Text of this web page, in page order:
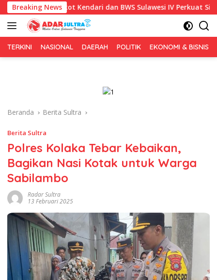
Langsung
ke
konten
Breaking News
81, Pemkot Kendari dan BWS Sulawesi IV Perkuat Sinergi
TERKINI NASIONAL DAERAH POLITIK EKONOMI & BISNIS
Beranda Berita Sultra
Berita Sultra
Polres Kolaka Tebar Kebaikan,
Bagikan Nasi Kotak untuk Warga
Sabilambo
Radar Sultra
13 Februari 2025